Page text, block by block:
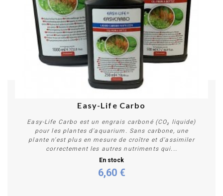
Easy-Life Carbo
Easy-Life Carbo est un engrais carboné (CO₂ liquide)
pour les plantes d'aquarium. Sans carbone, une
plante n'est plus en mesure de croître et d'assimiler
correctement les autres nutriments qui...
En stock
6,60 €